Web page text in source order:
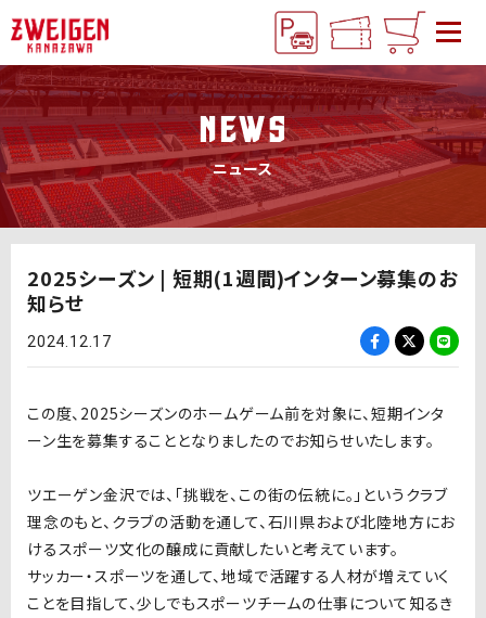
NEWS
ニュース
2025シーズン | 短期(1週間)インターン募集のお
知らせ
2024.12.17
この度、2025シーズンのホームゲーム前を対象に、短期インタ
ーン生を募集することとなりましたのでお知らせいたします。
ツエーゲン金沢では、「挑戦を、この街の伝統に。」というクラブ
理念のもと、クラブの活動を通して、石川県および北陸地方にお
けるスポーツ文化の醸成に貢献したいと考えています。
サッカー・スポーツを通して、地域で活躍する人材が増えていく
ことを目指して、少しでもスポーツチームの仕事について知るき